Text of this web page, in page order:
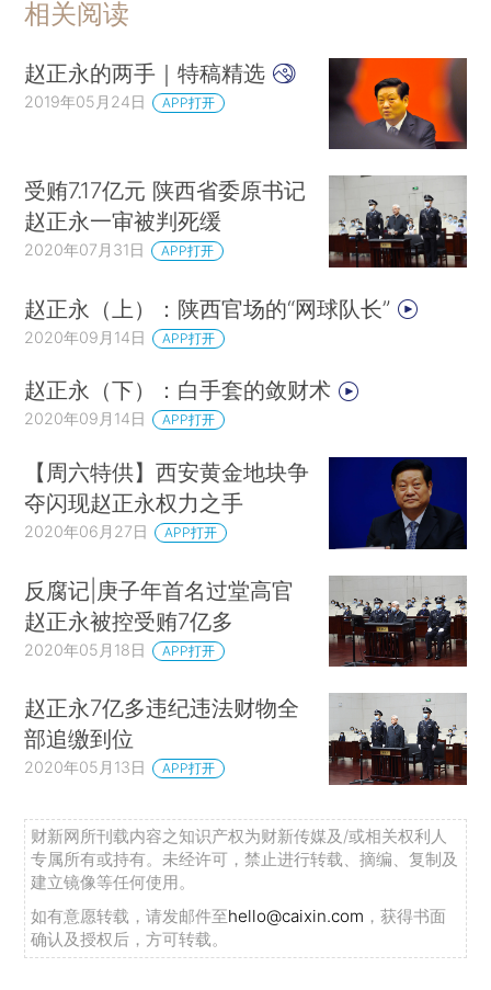
相关阅读
赵正永的两手｜特稿精选
2019年05月24日 APP打开
受贿7.17亿元 陕西省委原书记
赵正永一审被判死缓
2020年07月31日 APP打开
赵正永（上）：陕西官场的“网球队长”
2020年09月14日 APP打开
赵正永（下）：白手套的敛财术
2020年09月14日 APP打开
【周六特供】西安黄金地块争
夺闪现赵正永权力之手
2020年06月27日 APP打开
反腐记|庚子年首名过堂高官
赵正永被控受贿7亿多
2020年05月18日 APP打开
赵正永7亿多违纪违法财物全
部追缴到位
2020年05月13日 APP打开
财新网所刊载内容之知识产权为财新传媒及/或相关权利人
专属所有或持有。未经许可，禁止进行转载、摘编、复制及
建立镜像等任何使用。
如有意愿转载，请发邮件至hello@caixin.com ，获得书面
确认及授权后，方可转载。